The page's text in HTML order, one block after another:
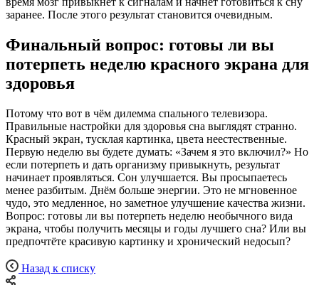
заранее. После этого результат становится очевидным.
Финальный вопрос: готовы ли вы
потерпеть неделю красного экрана для
здоровья
Потому что вот в чём дилемма спального телевизора.
Правильные настройки для здоровья сна выглядят странно.
Красный экран, тусклая картинка, цвета неестественные.
Первую неделю вы будете думать: «Зачем я это включил?» Но
если потерпеть и дать организму привыкнуть, результат
начинает проявляться. Сон улучшается. Вы просыпаетесь
менее разбитым. Днём больше энергии. Это не мгновенное
чудо, это медленное, но заметное улучшение качества жизни.
Вопрос: готовы ли вы потерпеть неделю необычного вида
экрана, чтобы получить месяцы и годы лучшего сна? Или вы
предпочтёте красивую картинку и хронический недосып?
Назад к списку